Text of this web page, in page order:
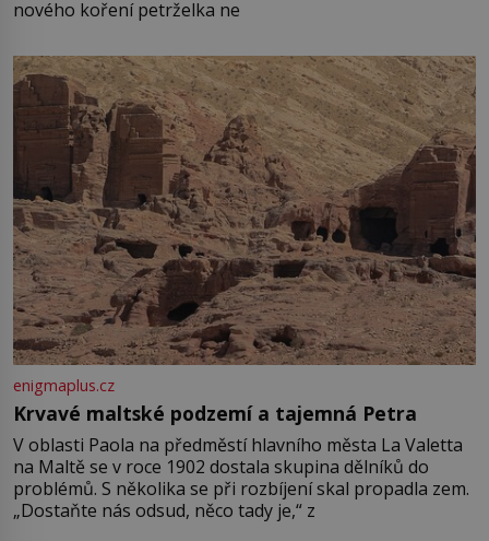
nového koření petrželka ne
enigmaplus.cz
Krvavé maltské podzemí a tajemná Petra
V oblasti Paola na předměstí hlavního města La Valetta
na Maltě se v roce 1902 dostala skupina dělníků do
problémů. S několika se při rozbíjení skal propadla zem.
„Dostaňte nás odsud, něco tady je,“ z